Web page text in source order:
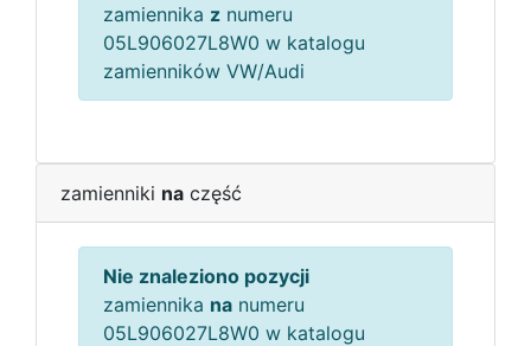
zamiennika z numeru
05L906027L8W0 w katalogu
zamienników VW/Audi
zamienniki na część
Nie znaleziono pozycji
zamiennika na numeru
05L906027L8W0 w katalogu